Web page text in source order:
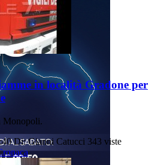
in località Gradone per
Monopoli.
Di: Gianni Catucci 343 viste